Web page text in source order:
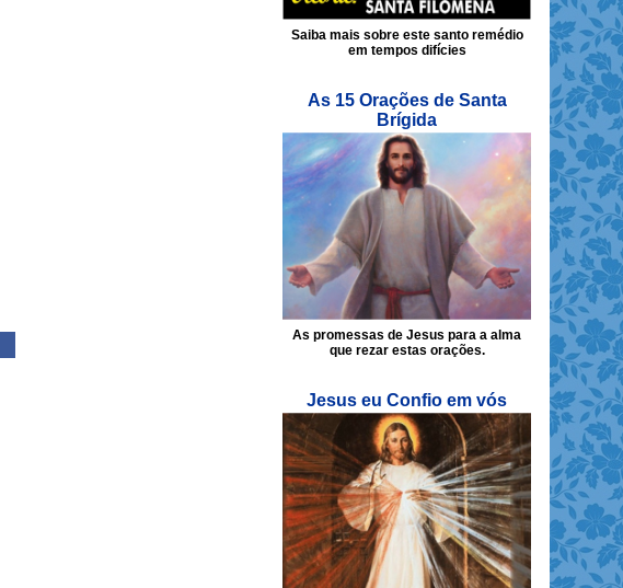
Saiba mais sobre este santo remédio
em tempos difícies
As 15 Orações de Santa
Brígida
As promessas de Jesus para a alma
que rezar estas orações.
Jesus eu Confio em vós